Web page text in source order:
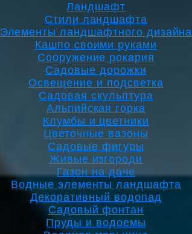
Ландшафт
Стили ландшафта
Элементы ландшафтного дизайна
Кашпо своими руками
Сооружение рокария
Садовые дорожки
Освещение и подсветка
Садовая скульптура
Альпийская горка
Клумбы и цветники
Цветочные вазоны
Садовые фигуры
Живые изгороди
Газон на даче
Водные элементы ландшафта
Декоративный водопад
Садовый фонтан
Пруды и водоемы